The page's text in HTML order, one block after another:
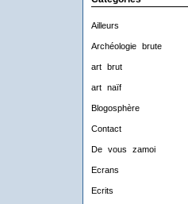
Ailleurs
Archéologie brute
art brut
art naïf
Blogosphère
Contact
De vous zamoi
Ecrans
Ecrits